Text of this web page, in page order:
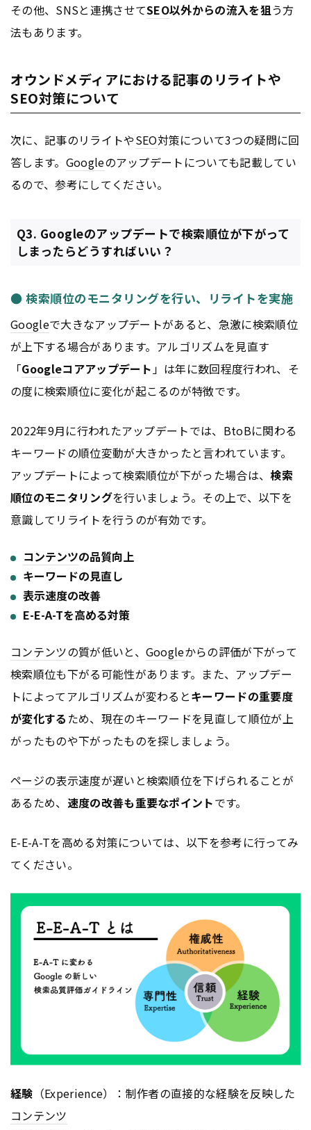
その他、SNSと連携させてSEO以外からの流入を狙う方
法もあります。
オウンドメディアにおける記事のリライトや
SEO対策について
次に、記事のリライトやSEO対策について3つの疑問に回
答します。 Googleのアップデートについても記載してい
るので、参考にしてください。
Q3. Googleのアップデートで検索順位が下がって
しまったらどうすればいい？
● 検索順位のモニタリングを行い、リライトを実施
Googleで大きなアップデートがあると、急激に検索順位
が上下する場合があります。アルゴリズムを見直す
「Googleコアアップデート」は年に数回程度行われ、そ
の度に検索順位に変化が起こるのが特徴です。
2022年9月に行われたアップデートでは、 BtoBに関わる
キーワードの順位変動が大きかったと言われています。
アップデートによって検索順位が下がった場合は、検索
順位のモニタリングを行いましょう。その上で、以下を
意識してリライトを行うのが有効です。
コンテンツの品質向上
キーワードの見直し
表示速度の改善
E-E-A-Tを高める対策
コンテンツの質が低いと、 Googleからの評価が下がって
検索順位も下がる可能性があります。また、アップデー
トによってアルゴリズムが変わるとキーワードの重要度
が変化する ため、現在のキーワードを見直して順位が上
がったものや下がったものを探しましょう。
ページの表示速度が遅いと検索順位を下げられることが
あるため、 速度の改善も重要なポイントです。
E-E-A-Tを高める対策については、以下を参考に行ってみ
てください。
経験 （Experience）：制作者の直接的な経験を反映した
コンテンツ